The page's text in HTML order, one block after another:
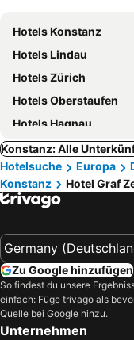
Hotels Konstanz
Hotels Lindau
Hotels Zürich
Hotels Oberstaufen
Hotels Hagnau
Konstanz: Alle
Hotelsuche
Europa
Konstanz
Hotel Graf
Zu Google hinzufügen
So findest du unsere
einfach: Füge trivago als
Quelle bei Google hinzu.
Unternehmen